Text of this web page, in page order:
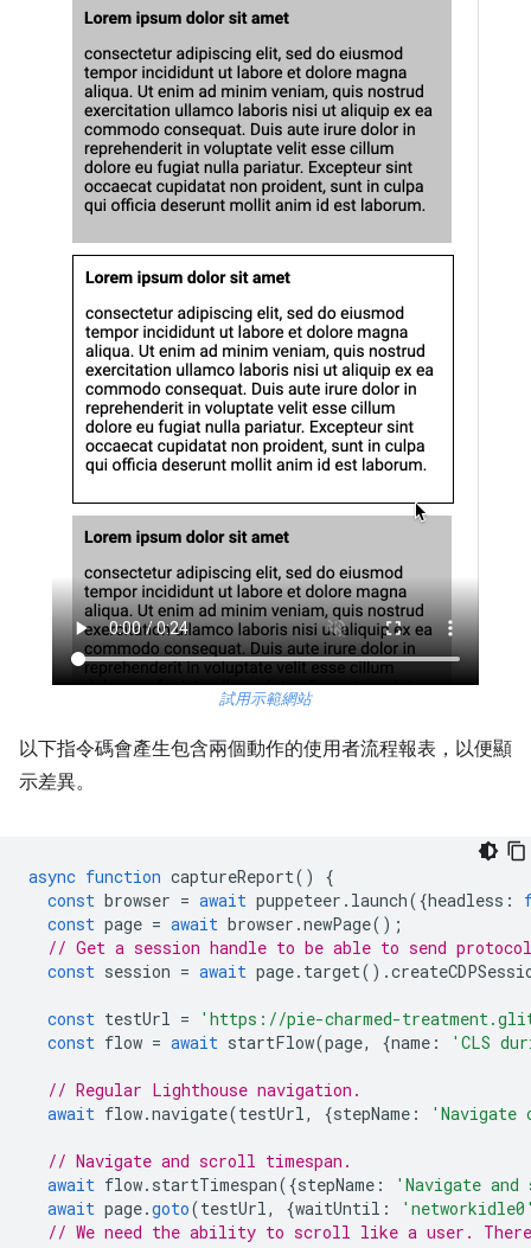
試用示範網站
以下指令碼會產生包含兩個動作的使用者流程報表，以便顯
示差異。
async function captureReport()
{
const browser = await puppeteer . launch({headless :
const page = await browser .newPage();
// Get a session handle to be able to send protocol
const session = await page. target().
const testUrl =
'https://pie-charmed-
const flow = await startFlow(page, {name : 'CLS
// Regular Lighthouse navigation.
await flow.navigate(testUrl , {stepName : 'Navigate
// Navigate and scroll timespan.
await flow. startTimespan({stepName :
'Navigate
await page.goto(testUrl , {waitUntil :
// We need the ability to scroll like a user.